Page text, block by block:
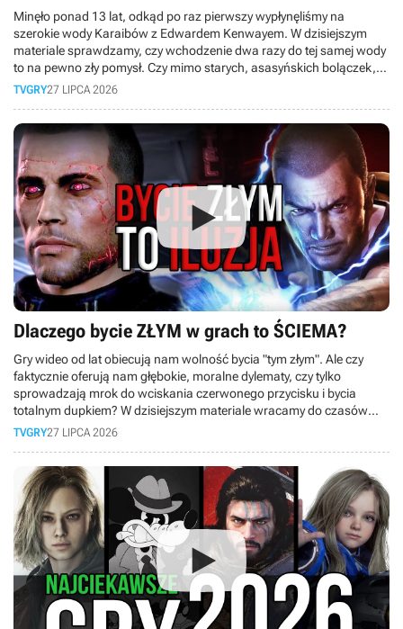
Minęło ponad 13 lat, odkąd po raz pierwszy wypłynęliśmy na
szerokie wody Karaibów z Edwardem Kenwayem. W dzisiejszym
materiale sprawdzamy, czy wchodzenie dwa razy do tej samej wody
to na pewno zły pomysł. Czy mimo starych, asasyńskich bolączek,
obecnych między innymi w walce, to faktycznie najlepsza odsłona
TVGRY27 LIPCA 2026
Dlaczego bycie ZŁYM w grach to ŚCIEMA?
Gry wideo od lat obiecują nam wolność bycia "tym złym". Ale czy
faktycznie oferują nam głębokie, moralne dylematy, czy tylko
sprowadzają mrok do wciskania czerwonego przycisku i bycia
totalnym dupkiem? W dzisiejszym materiale wracamy do czasów
PS3 i bierzemy pod lupę słynny system karmy z kultowej serii
TVGRY27 LIPCA 2026